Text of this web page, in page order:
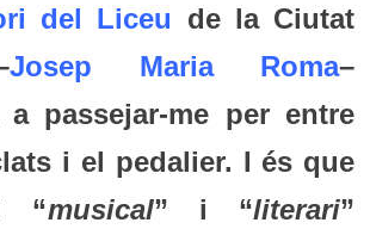
del Liceu de la Ciutat
Josep Maria Roma–
a passejar-me per entre
i el pedalier. I és que
“musical” i “literari”